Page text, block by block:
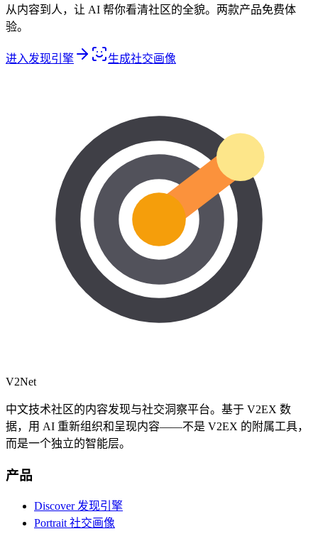
从内容到人，让 AI 帮你看清社区的全貌。两款产品免费体
验。
进入发现引擎 生成社交画像
V2Net
中文技术社区的内容发现与社交洞察平台。基于 V2EX 数
据，用 AI 重新组织和呈现内容——不是 V2EX 的附属工具，
而是一个独立的智能层。
产品
Discover 发现引擎
Portrait 社交画像